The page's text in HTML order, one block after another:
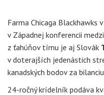
Farma Chicaga Blackhawks
v Západnej konferencii
z ťahúňov tímu je aj Slovák
v doterajších jedenástich
kanadských bodov za
24-ročný krídelník podáva